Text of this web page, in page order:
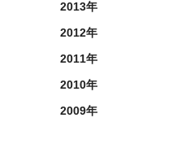
2013年
2012年
2011年
2010年
2009年